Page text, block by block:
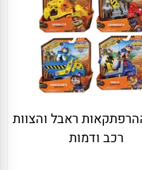
באריזת מתנה:
הוסף לסל